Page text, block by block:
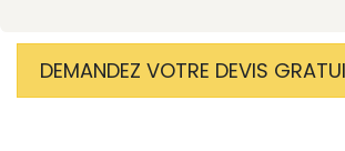
DEMANDEZ VOTRE DEVIS